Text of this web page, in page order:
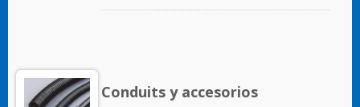
Conduits y accesorios